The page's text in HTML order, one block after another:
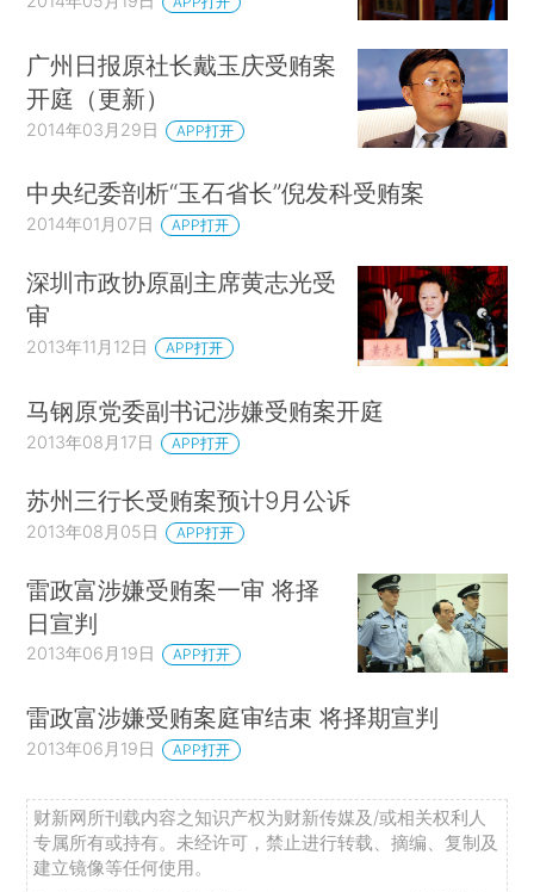
广州日报原社长戴玉庆受贿案
开庭（更新）
2014年03月29日 APP打开
中央纪委剖析“玉石省长”倪发科受贿案
2014年01月07日 APP打开
深圳市政协原副主席黄志光受
审
2013年11月12日 APP打开
马钢原党委副书记涉嫌受贿案开庭
2013年08月17日 APP打开
苏州三行长受贿案预计9月公诉
2013年08月05日 APP打开
雷政富涉嫌受贿案一审 将择
日宣判
2013年06月19日 APP打开
雷政富涉嫌受贿案庭审结束 将择期宣判
2013年06月19日 APP打开
财新网所刊载内容之知识产权为财新传媒及/或相关权利人
专属所有或持有。未经许可，禁止进行转载、摘编、复制及
建立镜像等任何使用。